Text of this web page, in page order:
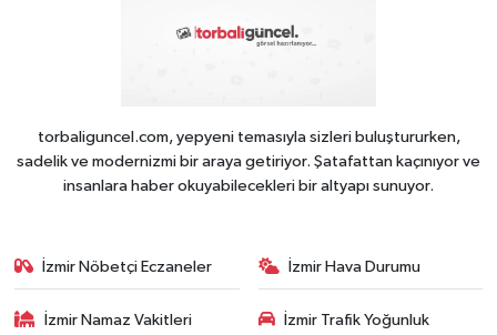
torbaliguncel.com, yepyeni temasıyla sizleri buluştururken,
sadelik ve modernizmi bir araya getiriyor. Şatafattan kaçınıyor ve
insanlara haber okuyabilecekleri bir altyapı sunuyor.
İzmir Nöbetçi Eczaneler İzmir Hava Durumu
İzmir Namaz Vakitleri
İzmir Trafik Yoğunluk